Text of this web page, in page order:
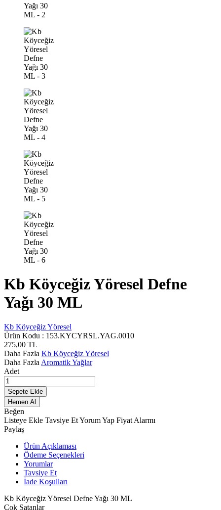
Kb Köyceğiz Yöresel Defne
Yağı 30 ML
Kb Köyceğiz Yöresel
Ürün Kodu : 153.KYCYRSL.YAG.0010
275,00 TL
Daha Fazla Kb Köyceğiz Yöresel
Daha Fazla Aromatik Yağlar
Adet
Sepete Ekle
Hemen Al
Beğen
Listeye Ekle Tavsiye EtYorum Yap Fiyat Alarmı
Paylaş
Ürün Açıklaması
Ödeme Seçenekleri
Yorumlar
Tavsiye Et
İade Koşulları
Kb Köyceğiz Yöresel Defne Yağı 30 ML
Çok Satanlar